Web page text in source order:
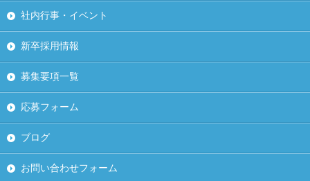
社内行事・イベント
新卒採用情報
募集要項一覧
応募フォーム
ブログ
お問い合わせフォーム